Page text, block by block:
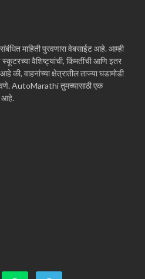
माहिती पुरवणारा वेबसाईट आहे. आम्ही
वैशिष्ट्यांची, किंमतींची आणि इतर
की, वाहनांच्या क्षेत्रातील ताज्या घडामोडी
AutoMarathi तुमच्यासाठी एक
आहे.